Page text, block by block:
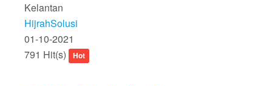
Kelantan
HijrahSolusi
01-10-2021
791 Hit(s)
Hot